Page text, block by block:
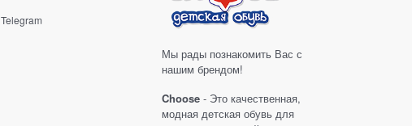
Telegram
Мы рады познакомить Вас с
нашим брендом!
Choose - Это качественная,
модная детская обувь для